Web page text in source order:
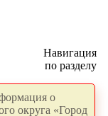
Навигация
по разделу
о
округа «Город